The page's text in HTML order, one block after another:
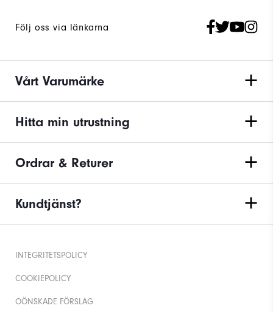
Följ oss via länkarna
Vårt Varumärke
Hitta min utrustning
Ordrar & Returer
Kundtjänst?
INTEGRITETSPOLICY
COOKIEPOLICY
OÖNSKADE FÖRSLAG